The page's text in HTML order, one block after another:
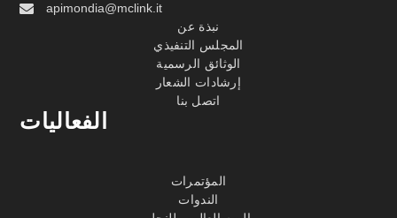
apimondia@mclink.it
نبذة عن
المجلس التنفيذي
الوثائق الرسمية
إرشادات الشعار
اتصل بنا
الفعاليات
المؤتمرات
الندوات